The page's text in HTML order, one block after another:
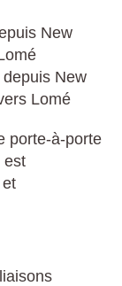
New
New
Lomé
porte-à-porte
est